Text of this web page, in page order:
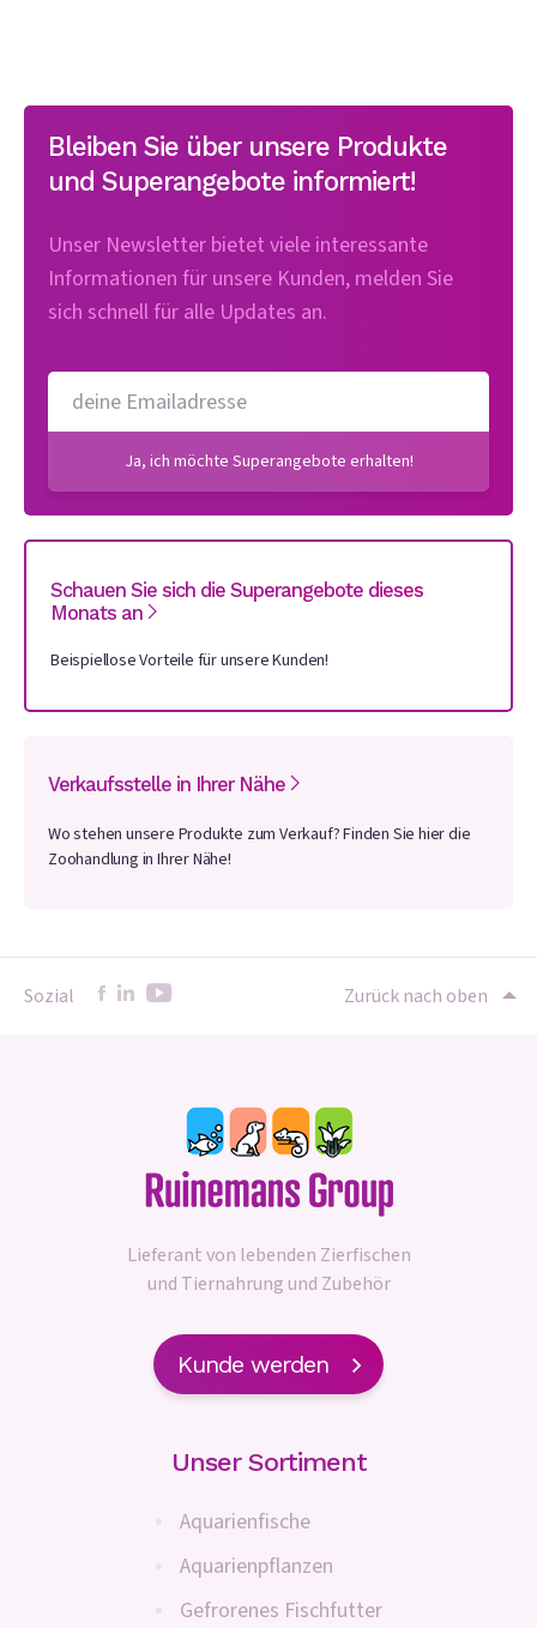
Bleiben Sie über unsere Produkte
und Superangebote informiert!
Unser Newsletter bietet viele interessante
Informationen für unsere Kunden, melden Sie
sich schnell für alle Updates an.
Ja, ich möchte Superangebote erhalten!
Schauen Sie sich die Superangebote dieses
Monats an
Beispiellose Vorteile für unsere Kunden!
Verkaufsstelle in Ihrer Nähe
Wo stehen unsere Produkte zum Verkauf? Finden Sie hier die
Zoohandlung in Ihrer Nähe!
Sozial Zurück nach oben
Lieferant von lebenden Zierfischen
und Tiernahrung und Zubehör
Kunde werden
Unser Sortiment
Aquarienfische
Aquarienpflanzen
Gefrorenes Fischfutter